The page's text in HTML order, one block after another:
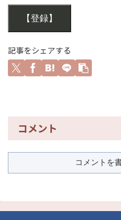
【登録】
記事をシェアする
コメント
コメントを